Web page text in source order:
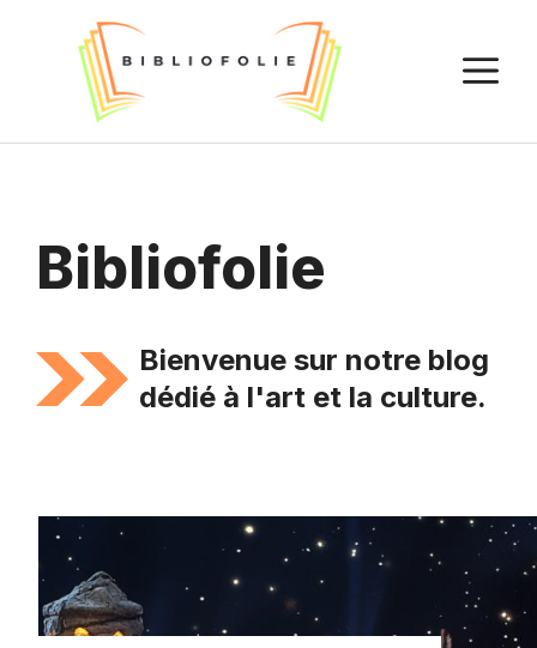
contenu
Bibliofolie
Bienvenue sur notre blog
dédié à l'art et la culture.